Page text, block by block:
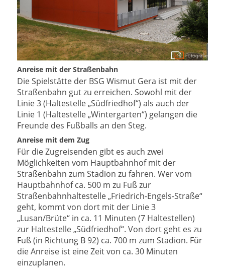
Anreise mit der Straßenbahn
Die Spielstätte der BSG Wismut Gera ist mit der
Straßenbahn gut zu erreichen. Sowohl mit der
Linie 3 (Haltestelle „Südfriedhof“) als auch der
Linie 1 (Haltestelle „Wintergarten“) gelangen die
Freunde des Fußballs an den Steg.
Anreise mit dem Zug
Für die Zugreisenden gibt es auch zwei
Möglichkeiten vom Hauptbahnhof mit der
Straßenbahn zum Stadion zu fahren. Wer vom
Hauptbahnhof ca. 500 m zu Fuß zur
Straßenbahnhaltestelle „Friedrich-Engels-Straße“
geht, kommt von dort mit der Linie 3
„Lusan/Brüte“ in ca. 11 Minuten (7 Haltestellen)
zur Haltestelle „Südfriedhof“. Von dort geht es zu
Fuß (in Richtung B 92) ca. 700 m zum Stadion. Für
die Anreise ist eine Zeit von ca. 30 Minuten
einzuplanen.